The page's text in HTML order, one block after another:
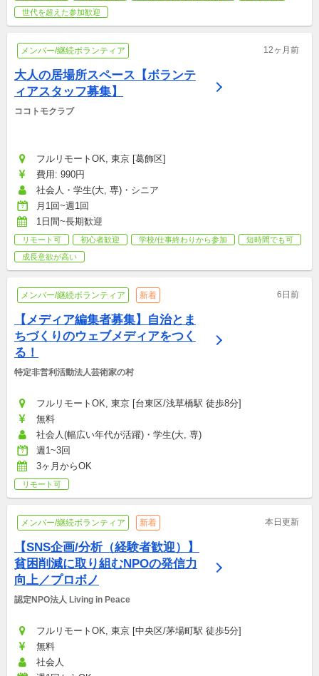
世代を超えた参加歓迎
メンバー/継続ボランティア 12ヶ月前
大人の居場所スペース【ボランテ
ィアスタッフ募集】
ココトモクラブ
フルリモートOK, 東京 [葛飾区]
費用: 990円
社会人・学生(大, 専)・シニア
月1回~週1回
1日間~長期歓迎
リモート可 初心者歓迎 学校/仕事終わりから参加
短時間でも可
成長意欲が高い
メンバー/継続ボランティア 新着 6日前
【メディア編集者募集】自治とま
ちづくりのウェブメディアをつく
る！
特定非営利活動法人芸術家の村
フルリモートOK, 東京 [台東区/浅草橋駅 徒歩8分]
無料
社会人(幅広い年代が活躍)・学生(大, 専)
週1~3回
3ヶ月からOK
リモート可
メンバー/継続ボランティア 新着 本日更新
【SNS企画/分析（経験者歓迎）】
貧困削減に取り組むNPOの発信力
向上／プロボノ
認定NPO法人 Living in Peace
フルリモートOK, 東京 [中央区/茅場町駅 徒歩5分]
無料
社会人